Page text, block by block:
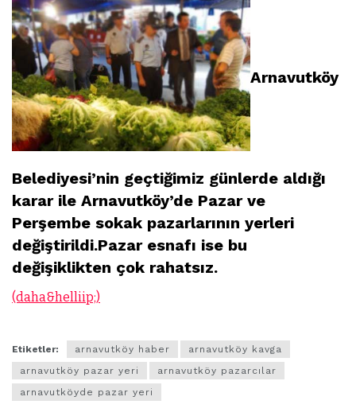
Arnavutköy
Belediyesi’nin geçtiğimiz günlerde aldığı
karar ile Arnavutköy’de Pazar ve
Perşembe sokak pazarlarının yerleri
değiştirildi.Pazar esnafı ise bu
değişiklikten çok rahatsız.
(daha&helliip;)
Etiketler: arnavutköy haber
arnavutköy kavga
arnavutköy pazar yeri
arnavutköy pazarcılar
arnavutköyde pazar yeri